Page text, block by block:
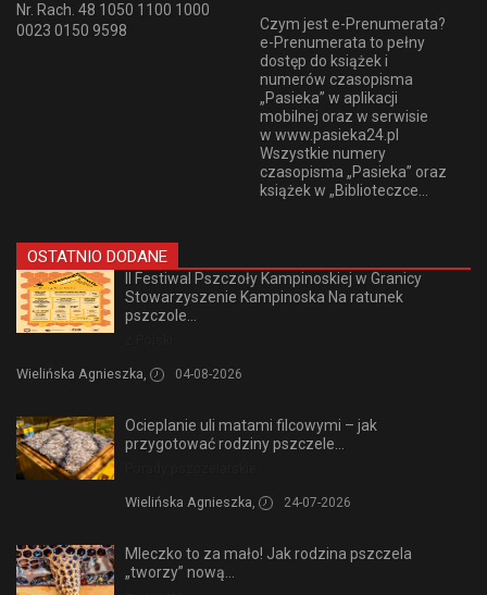
Nr. Rach. 48 1050 1100 1000
0023 0150 9598
Czym jest e-Prenumerata?
e-Prenumerata to pełny
dostęp do książek i
numerów czasopisma
„Pasieka” w aplikacji
mobilnej oraz w serwisie
w www.pasieka24.pl
Wszystkie numery
czasopisma „Pasieka” oraz
książek w „Biblioteczce...
OSTATNIO DODANE
II Festiwal Pszczoły Kampinoskiej w Granicy
Stowarzyszenie Kampinoska Na ratunek
pszczole...
Wielińska Agnieszka, 04-08-2026
Ocieplanie uli matami filcowymi – jak
przygotować rodziny pszczele...
Wielińska Agnieszka, 24-07-2026
Mleczko to za mało! Jak rodzina pszczela
„tworzy” nową...